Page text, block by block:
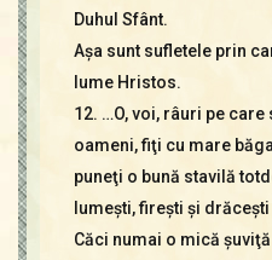
Duhul Sfânt.
Aşa sunt sufletele prin
lume Hristos.
12. …O, voi, râuri pe
oameni, fiţi cu mare
puneţi o bună stavilă
lumeşti, fireşti şi drăceşti
Căci numai o mică